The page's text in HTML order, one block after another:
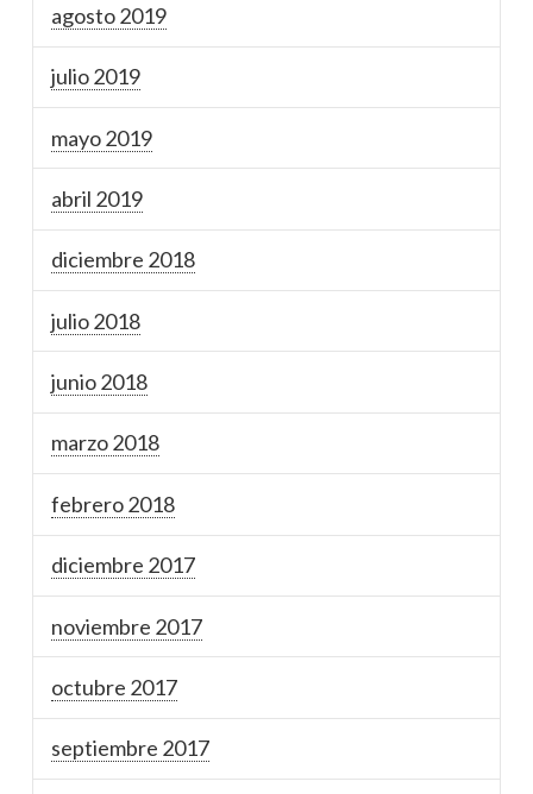
agosto 2019
julio 2019
mayo 2019
abril 2019
diciembre 2018
julio 2018
junio 2018
marzo 2018
febrero 2018
diciembre 2017
noviembre 2017
octubre 2017
septiembre 2017